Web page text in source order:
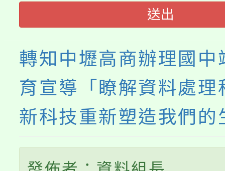
送出
轉知中壢高商辦理國中
育宣導「瞭解資料處理
新科技重新塑造我們的